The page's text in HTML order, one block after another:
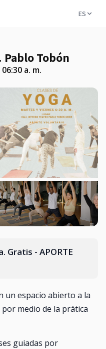
ES
Pablo Tobón
06:30 a. m.
Gratis - APORTE
un espacio abierto a la
medio de la prática
guiadas por